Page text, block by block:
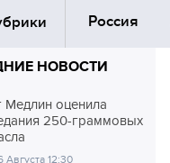
Россия
Восток
НОВОСТИ
Медлин оценила
250-граммовых
Августа 12:30